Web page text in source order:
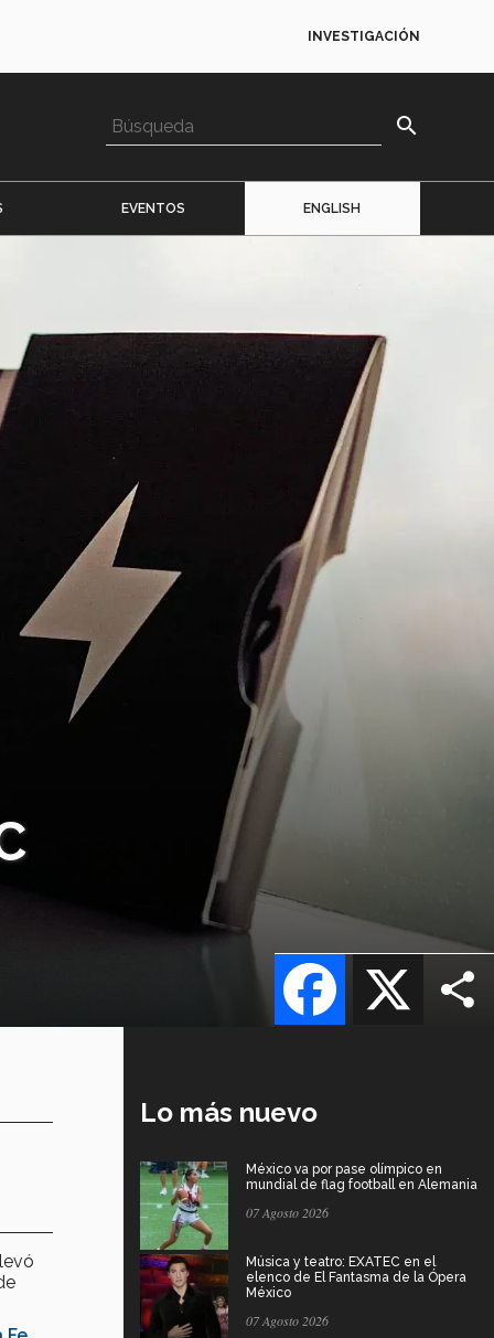
INVESTIGACIÓN
search
EVENTOS ENGLISH
X
Facebook
Lo más nuevo
México va por pase olímpico en
mundial de flag football en Alemania
07 Agosto 2026
Música y teatro: EXATEC en el
elenco de El Fantasma de la Ópera
México
07 Agosto 2026